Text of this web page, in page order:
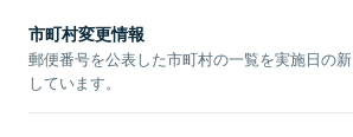
市町村変更情報
郵便番号を公表した市町村の一覧を実施日の
しています。